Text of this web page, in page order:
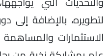
لتطويره، بالإضافة إلى
الاستثمارات